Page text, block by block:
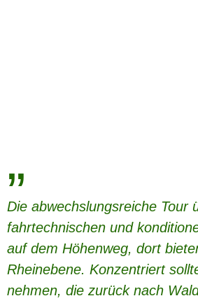
„
Die abwechslungsreiche Tour
fahrtechnischen und
auf dem Höhenweg, dort
Rheinebene. Konzentriert
nehmen, die zurück nach